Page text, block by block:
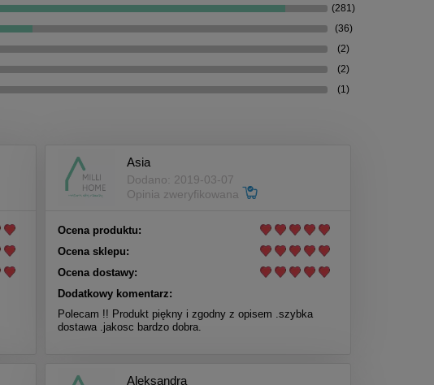
(281)
(36)
(2)
(2)
(1)
Asia
Dodano: 2019-03-07
Opinia zweryfikowana
Ocena produktu:
Ocena sklepu:
Ocena dostawy:
Dodatkowy komentarz:
Polecam !! Produkt piękny i zgodny z opisem .szybka
dostawa .jakosc bardzo dobra.
Aleksandra